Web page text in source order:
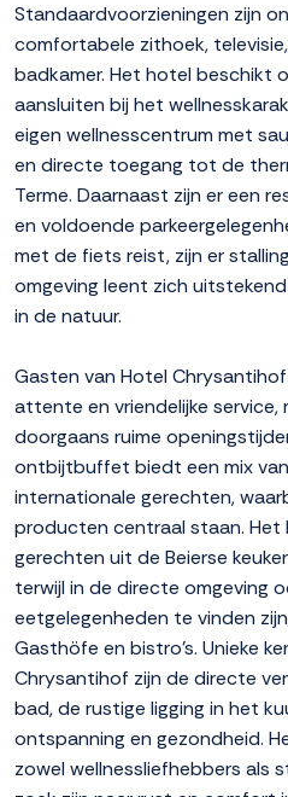
Standaardvoorzieningen zijn
comfortabele zithoek,
badkamer. Het hotel beschikt
aansluiten bij het
eigen wellnesscentrum met
en directe toegang tot de
Terme. Daarnaast zijn er een
en voldoende
met de fiets reist, zijn er
omgeving leent zich
in de natuur.
Gasten van Hotel
attente en vriendelijke
doorgaans ruime
ontbijtbuffet biedt een mix
internationale gerechten,
producten centraal staan.
gerechten uit de Beierse
terwijl in de directe omgeving
eetgelegenheden te vinden
Gasthöfe en bistro's. Unieke
Chrysantihof zijn de directe
bad, de rustige ligging in het
ontspanning en gezondheid.
zowel wellnessliefhebbers als